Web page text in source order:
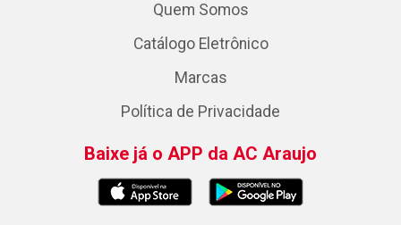
Quem Somos
Catálogo Eletrônico
Marcas
Política de Privacidade
Baixe já o APP da AC Araujo